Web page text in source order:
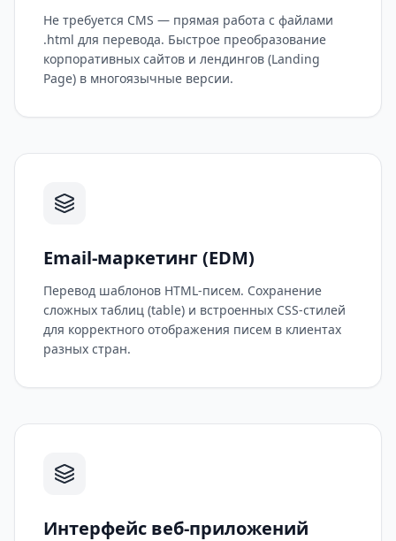
Не требуется CMS — прямая работа с файлами
.html для перевода. Быстрое преобразование
корпоративных сайтов и лендингов (Landing
Page) в многоязычные версии.
Email-маркетинг (EDM)
Перевод шаблонов HTML-писем. Сохранение
сложных таблиц (table) и встроенных CSS-стилей
для корректного отображения писем в клиентах
разных стран.
Интерфейс веб-приложений